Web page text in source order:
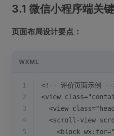
3.1 微信小程序端关
页面布局设计要点：
WXML
1
<!-- 评价页面示例 --
2
<view
3
<view
4
<scroll-view
5
<block